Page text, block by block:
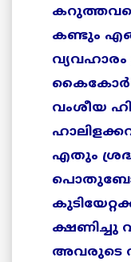
കണ്ടും
വംശീയ
എതും
അവരുടെ